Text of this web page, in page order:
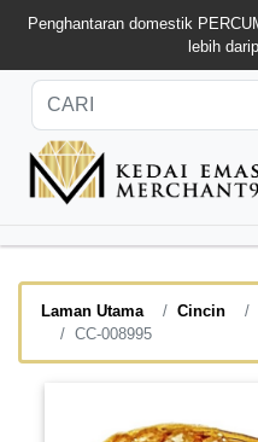
Penghantaran domestik
lebih
Laman Utama Cincin
CC-008995